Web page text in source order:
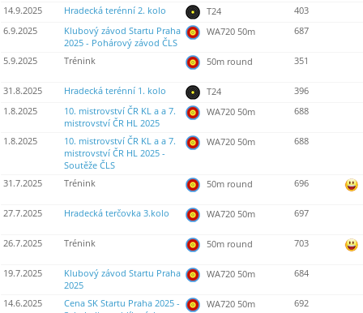
14.9.2025 Hradecká terénní 2. kolo T24
403
6.9.2025
Klubový závod Startu Praha
2025 - Pohárový závod ČLS
WA720 50m 687
5.9.2025 Trénink 50m round 351
31.8.2025 Hradecká terénní 1. kolo T24
396
1.8.2025
10. mistrovství ČR KL a a 7.
mistrovství ČR HL 2025
WA720 50m 688
1.8.2025
10. mistrovství ČR KL a a 7.
mistrovství ČR HL 2025 -
Soutěže ČLS
WA720 50m 688
31.7.2025 Trénink 50m round 696
27.7.2025 Hradecká terčovka 3.kolo WA720 50m 697
26.7.2025 Trénink 50m round 703
19.7.2025
Klubový závod Startu Praha
2025
WA720 50m 684
14.6.2025
Cena SK Startu Praha 2025 -
WA720 50m 692